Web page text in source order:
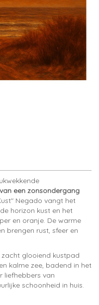
een zonsondergang
Negado vangt het
horizon kust en het
en oranje. De warme
brengen rust, sfeer en
glooiend kustpad
kalme zee, badend in het
liefhebbers van
schoonheid in huis.